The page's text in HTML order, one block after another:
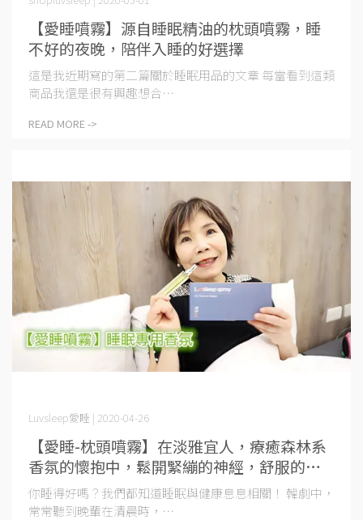
【愛睡噴霧】源自睡眠精油的枕頭噴霧，睡
不好的夜晚，陪伴入睡的好選擇
這是我近期寫的第二篇關於睡眠用品的文章 每當看到這類
商品我還是很有興趣想合⋯
READ MORE ->
【愛睡-枕頭噴霧】在淡雅宜人，療癒森林系
香氛的懷抱中，鬆開緊繃的神經，舒服的入
睡，每個愛睡的夜晚，迎來飽滿能量的第二
天
Luvsleep愛睡 | 2020-04-26
你睡得好嗎？我們都知道睡眠與健康息息相關！ 韓劇中，
常常聽到晚輩在清晨時，⋯